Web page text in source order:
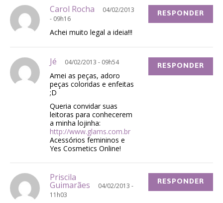
Carol Rocha
04/02/2013
- 09h16
Achei muito legal a ideia!!!
RESPONDER
Jé 04/02/2013 - 09h54
Amei as peças, adoro
peças coloridas e enfeitas
;D
Queria convidar suas
leitoras para conhecerem
a minha lojinha:
http://www.glams.com.br
Acessórios femininos e
Yes Cosmetics Online!
RESPONDER
Priscila
Guimarães
04/02/2013 -
11h03
RESPONDER